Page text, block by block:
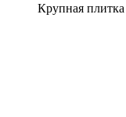
Крупная плитка